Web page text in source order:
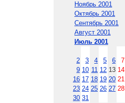
Ноябрь 2001
Октябрь 2001
Сентябрь 2001
Август 2001
Июль 2001
2
3 4 5 6 7
9 10 11 12 13 14
16 17 18 19 20 21
23 24 25 26 27 28
30 31